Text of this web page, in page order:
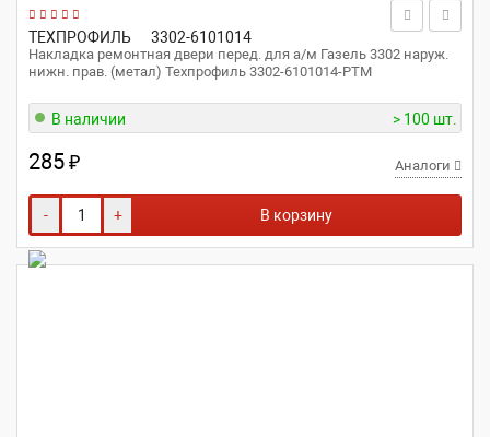
ТЕХПРОФИЛЬ 3302-6101014
Накладка ремонтная двери перед. для а/м Газель 3302 наруж.
нижн. прав. (метал) Техпрофиль 3302-6101014-РТМ
В наличии > 100 шт.
285₽ Аналоги
- + В корзину